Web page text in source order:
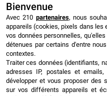
de réunion. Deux centres
étoiles, etLes Quais
high-tech, avec
180 participants,
Bienvenue
Avec 210 partenaires, nous
appareils (cookies, pixels dans les
vos données personnelles,
détenues par certains d'entre
contextes.
Traiter ces données (identifiants,
adresses IP, postales et
développer et vous proposer des
sur vos différents appareils et